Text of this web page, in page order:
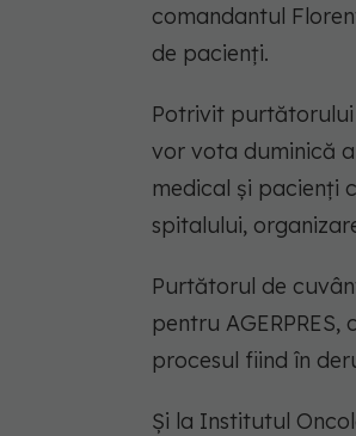
comandantul
de pacienţi.
Potrivit purtătorului
vor vota duminică
medical şi pacienţi
spitalului,
Purtătorul de
pentru
procesul fiind în
Şi la Institutul